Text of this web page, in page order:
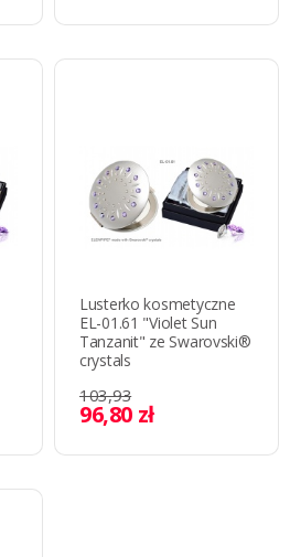
Lusterko kosmetyczne
EL-01.61 "Violet Sun
Tanzanit" ze Swarovski®
crystals
103,93
96,80 zł